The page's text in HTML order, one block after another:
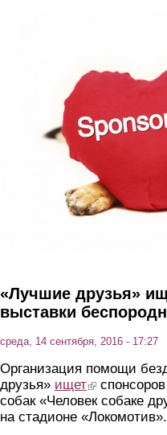
«Лучшие друзья»
выставки
среда, 14 сентября, 2016 - 17:27
Организация помощи
друзья» ищет(link is external)
собак «Человек собаке
на стадионе «Локомотив».